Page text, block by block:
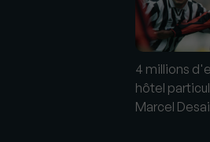
4 millions
hôtel
Marcel